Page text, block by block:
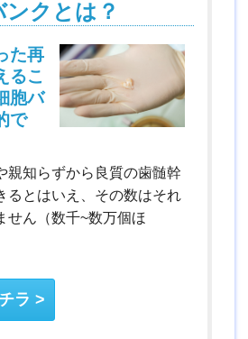
クとは？
た再
るこ
胞バ
で
親知らずから良質の歯髄幹
るとはいえ、その数はそれ
せん（数千~数万個ほ
ラ